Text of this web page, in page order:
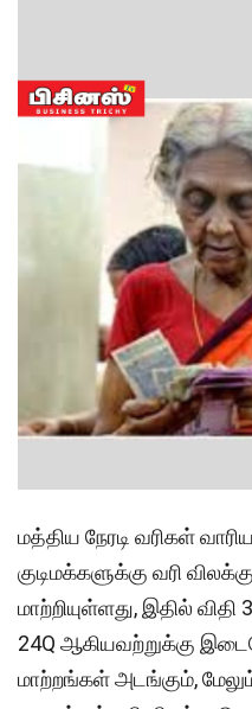
மத்திய நேரடி வரிகள்
குடிமக்களுக்கு வரி
மாற்றியுள்ளது, இதில் விதி
24Q ஆகியவற்றுக்கு
மாற்றங்கள் அடங்கும்,